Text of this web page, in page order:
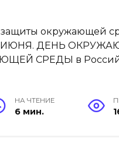
НА ЧТЕНИЕ
6 мин.